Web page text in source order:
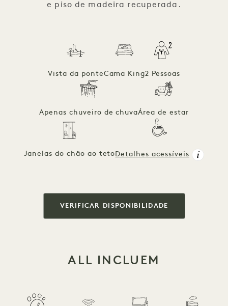
e piso de madeira recuperada.
Vista da ponteCama King2 Pessoas
Apenas chuveiro de chuvaÁrea de estar
Janelas do chão ao teto Detalhes acessíveis
VERIFICAR DISPONIBILIDADE
ALL INCLUEM